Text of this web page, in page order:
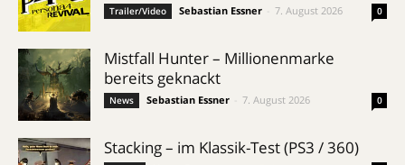
Trailer/Video Sebastian Essner 7. August 2026 0
Mistfall Hunter – Millionenmarke
bereits geknackt
News Sebastian Essner 7. August 2026 0
Stacking – im Klassik-Test (PS3 / 360)